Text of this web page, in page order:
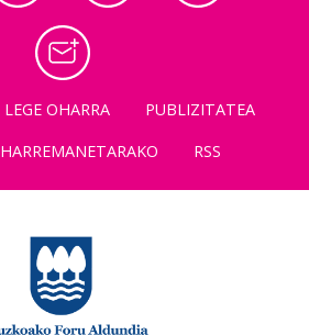
LEGE OHARRA
PUBLIZITATEA
HARREMANETARAKO RSS